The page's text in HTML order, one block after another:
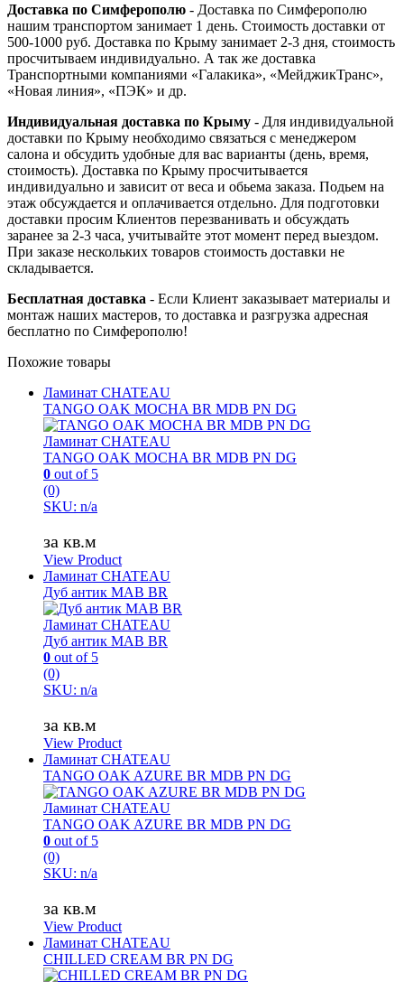
Доставка по Симферополю - Доставка по Симферополю
нашим транспортом занимает 1 день. Стоимость доставки от
500-1000 руб. Доставка по Крыму занимает 2-3 дня, стоимость
просчитываем индивидуально. А так же доставка
Транспортными компаниями «Галакика», «МейджикТранс»,
«Новая линия», «ПЭК» и др.
Индивидуальная доставка по Крыму - Для индивидуальной
доставки по Крыму необходимо связаться с менеджером
салона и обсудить удобные для вас варианты (день, время,
стоимость). Доставка по Крыму просчитывается
индивидуально и зависит от веса и обьема заказа. Подьем на
этаж обсуждается и оплачивается отдельно. Для подготовки
доставки просим Клиентов перезванивать и обсуждать
заранее за 2-3 часа, учитывайте этот момент перед выездом.
При заказе нескольких товаров стоимость доставки не
складывается.
Бесплатная доставка - Если Клиент заказывает материалы и
монтаж наших мастеров, то доставка и разгрузка адресная
бесплатно по Симферополю!
Похожие товары
Ламинат CHATEAU
TANGO OAK MOCHA BR MDB PN DG
Ламинат CHATEAU
TANGO OAK MOCHA BR MDB PN DG
0 out of 5
(0)
SKU: n/a
за кв.м
View Product
Ламинат CHATEAU
Дуб антик MAB BR
Ламинат CHATEAU
Дуб антик MAB BR
0 out of 5
(0)
SKU: n/a
за кв.м
View Product
Ламинат CHATEAU
TANGO OAK AZURE BR MDB PN DG
Ламинат CHATEAU
TANGO OAK AZURE BR MDB PN DG
0 out of 5
(0)
SKU: n/a
за кв.м
View Product
Ламинат CHATEAU
CHILLED CREAM BR PN DG